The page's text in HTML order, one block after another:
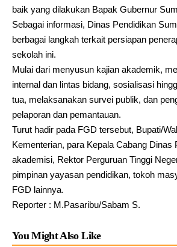
baik yang dilakukan Bapak Gubernur
Sebagai informasi, Dinas Pendidikan
berbagai langkah terkait persiapan
sekolah ini.
Mulai dari menyusun kajian akademik,
internal dan lintas bidang, sosialisasi
tua, melaksanakan survei publik, dan
pelaporan dan pemantauan.
Turut hadir pada FGD tersebut, Bupati/
Kementerian, para Kepala Cabang Dinas
akademisi, Rektor Perguruan Tinggi
pimpinan yayasan pendidikan, tokoh
FGD lainnya.
Reporter : M.Pasaribu/Sabam S.
You Might Also Like